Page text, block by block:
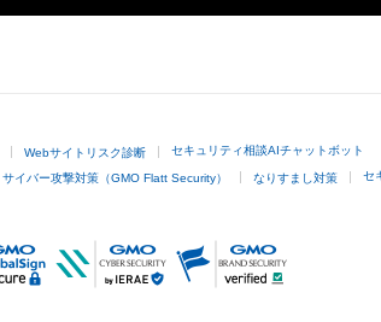
Webサイトリスク診断 セキュリティ相談AIチャットボット
サイバー攻撃対策（GMO Flatt Security） なりすまし対策 セ